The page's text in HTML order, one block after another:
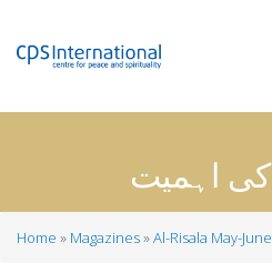
اہمیت
Home Magazines Al-Risala May-